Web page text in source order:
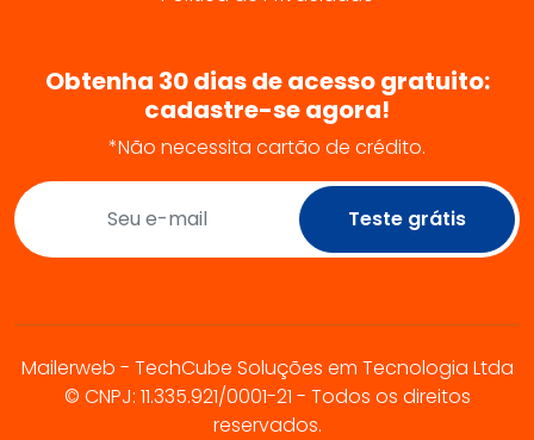
Obtenha 30 dias de acesso gratuito:
cadastre-se agora!
*Não necessita cartão de crédito.
Teste grátis
Mailerweb - TechCube Soluções em Tecnologia Ltda
© CNPJ: 11.335.921/0001-21 - Todos os direitos
reservados.